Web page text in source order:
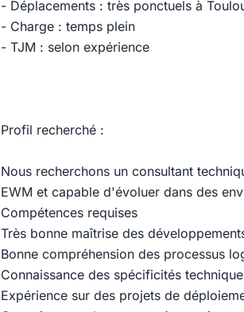
- Déplacements : très ponctuels à
- Charge : temps plein
- TJM : selon expérience
Profil recherché :
Nous recherchons un consultant
EWM et capable d'évoluer dans des
Compétences requises
Très bonne maîtrise des
Bonne compréhension des processus
Connaissance des spécificités
Expérience sur des projets de